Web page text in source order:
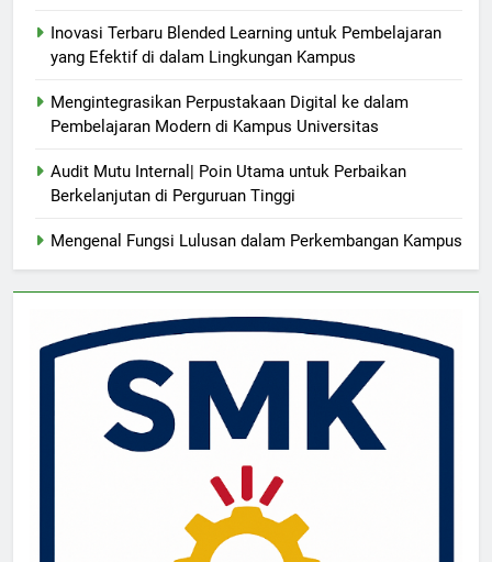
Inovasi Terbaru Blended Learning untuk Pembelajaran
yang Efektif di dalam Lingkungan Kampus
Mengintegrasikan Perpustakaan Digital ke dalam
Pembelajaran Modern di Kampus Universitas
Audit Mutu Internal| Poin Utama untuk Perbaikan
Berkelanjutan di Perguruan Tinggi
Mengenal Fungsi Lulusan dalam Perkembangan Kampus